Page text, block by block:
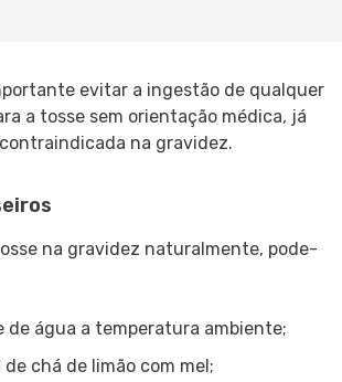
evitar a ingestão de qualquer
a tosse sem orientação médica, já
na gravidez.
na gravidez naturalmente, pode-
de água a temperatura ambiente;
de chá de limão com mel;